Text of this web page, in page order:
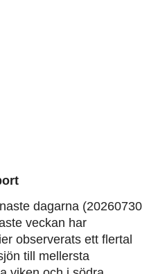
dagarna (20260730
veckan har
observerats ett flertal
till mellersta